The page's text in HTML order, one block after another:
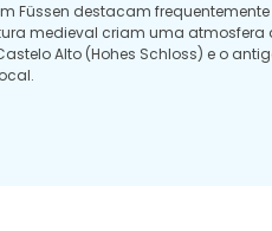
Füssen destacam
medieval criam uma atmosfera
Alto (Hohes Schloss) e o